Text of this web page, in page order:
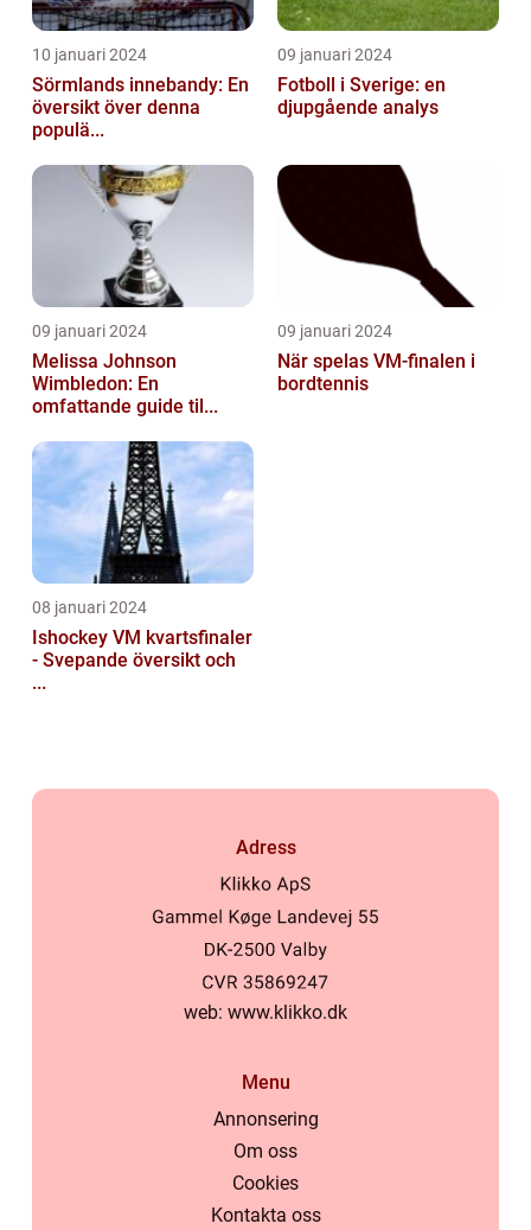
10 januari 2024
Sörmlands innebandy: En
översikt över denna
populä...
09 januari 2024
Fotboll i Sverige: en
djupgående analys
09 januari 2024
Melissa Johnson
Wimbledon: En
omfattande guide til...
09 januari 2024
När spelas VM-finalen i
bordtennis
08 januari 2024
Ishockey VM kvartsfinaler
- Svepande översikt och
...
Adress
web: www.klikko.dk
Menu
Annonsering
Om oss
Cookies
Kontakta oss